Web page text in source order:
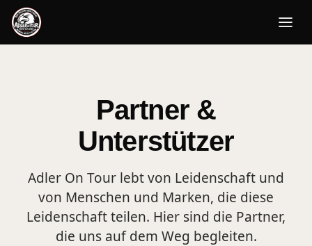
Partner &
Unterstützer
Adler On Tour lebt von Leidenschaft und
von Menschen und Marken, die diese
Leidenschaft teilen. Hier sind die Partner,
die uns auf dem Weg begleiten.